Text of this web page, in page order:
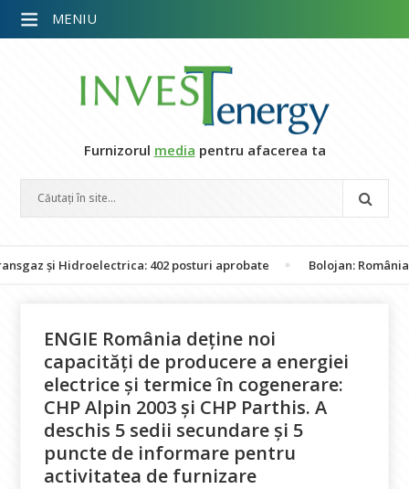
Furnizorul media pentru afacerea ta
Hidroelectrica: 402 posturi aprobate Bolojan: România nu
ENGIE România deține noi
capacităţi de producere a energiei
electrice și termice în cogenerare:
CHP Alpin 2003 și CHP Parthis. A
deschis 5 sedii secundare și 5
puncte de informare pentru
activitatea de furnizare
MENIU